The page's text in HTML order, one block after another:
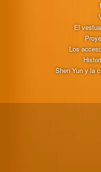
El
Los
Shen Yun y la